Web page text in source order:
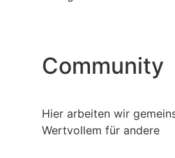
Community
Hier arbeiten wir
Wertvollem für andere